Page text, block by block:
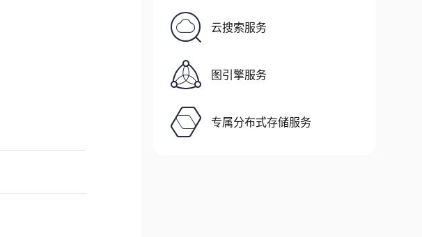
云搜索服务
图引擎服务
专属分布式存储服务